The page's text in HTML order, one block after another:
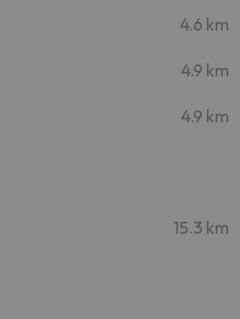
4.6 km
4.9 km
4.9 km
15.3 km